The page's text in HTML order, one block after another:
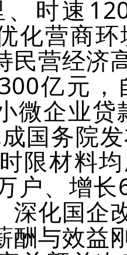
时速
化营商
民营经济
亿元
微企业
国务院
限材料
户、增
深化国企
酬与效益